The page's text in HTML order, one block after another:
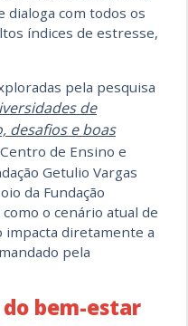
com todos os
índices de estresse,
pela pesquisa
de
desafios e boas
de Ensino e
Getulio Vargas
da Fundação
o cenário atual de
impacta diretamente a
pela
bem-estar